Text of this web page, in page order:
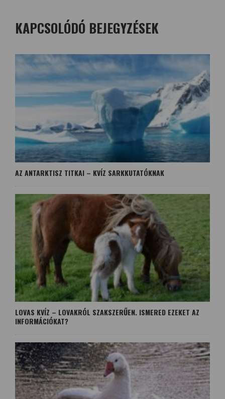
KAPCSOLÓDÓ BEJEGYZÉSEK
AZ ANTARKTISZ TITKAI – KVÍZ SARKKUTATÓKNAK
LOVAS KVÍZ – LOVAKRÓL SZAKSZERŰEN. ISMERED EZEKET AZ
INFORMÁCIÓKAT?